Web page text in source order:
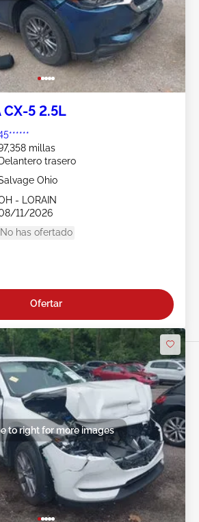
CX-5 2.5L
millas
trasero
Ohio
- LORAIN
11/2026
No has ofertado
Ofertar
to right for more images